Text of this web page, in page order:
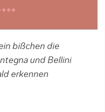
bißchen die
und Bellini
erkennen